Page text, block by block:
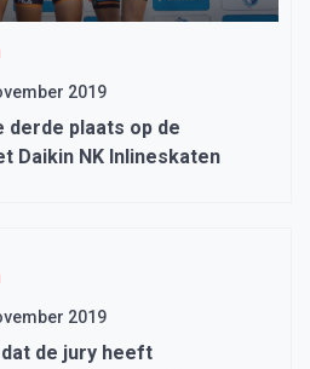
2019
derde plaats op de
Daikin NK Inlineskaten
2019
de jury heeft